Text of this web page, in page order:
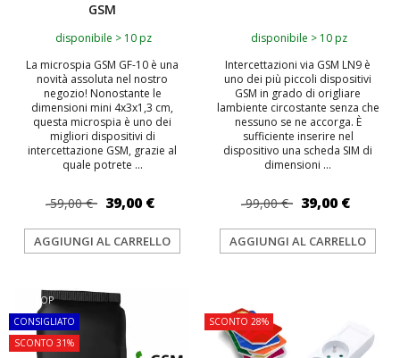
GSM
disponibile > 10 pz
La microspia GSM GF-10 è una
novità assoluta nel nostro
negozio! Nonostante le
dimensioni mini 4x3x1,3 cm,
questa microspia è uno dei
migliori dispositivi di
intercettazione GSM, grazie al
quale potrete ...
59,00 € 39,00 €
AGGIUNGI AL CARRELLO
disponibile > 10 pz
Intercettazioni via GSM LN9 è
uno dei più piccoli dispositivi
GSM in grado di origliare
lambiente circostante senza che
nessuno se ne accorga. È
sufficiente inserire nel
dispositivo una scheda SIM di
dimensioni ...
99,00 € 39,00 €
AGGIUNGI AL CARRELLO
TOP
CONSIGLIATO
SCONTO 31%
SCONTO 28%